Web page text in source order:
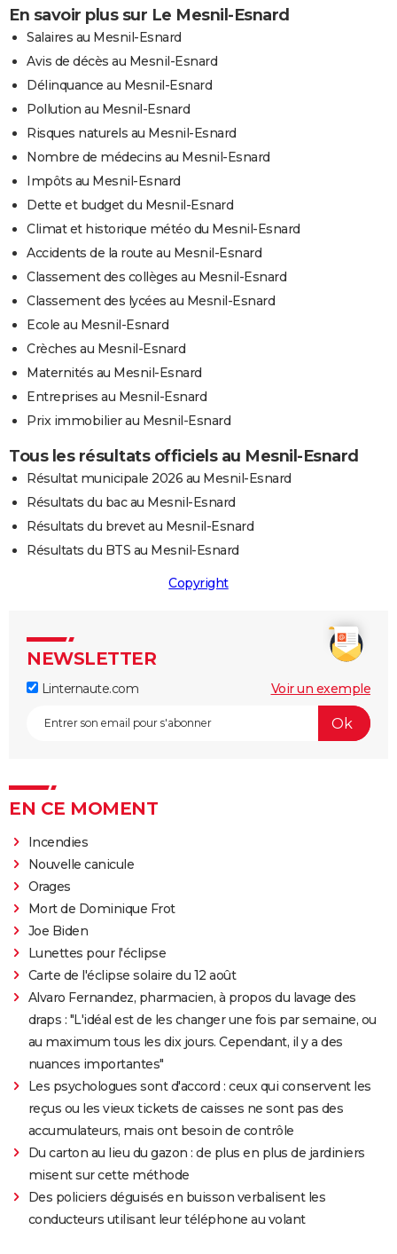
En savoir plus sur Le Mesnil-Esnard
Salaires au Mesnil-Esnard
Avis de décès au Mesnil-Esnard
Délinquance au Mesnil-Esnard
Pollution au Mesnil-Esnard
Risques naturels au Mesnil-Esnard
Nombre de médecins au Mesnil-Esnard
Impôts au Mesnil-Esnard
Dette et budget du Mesnil-Esnard
Climat et historique météo du Mesnil-Esnard
Accidents de la route au Mesnil-Esnard
Classement des collèges au Mesnil-Esnard
Classement des lycées au Mesnil-Esnard
Ecole au Mesnil-Esnard
Crèches au Mesnil-Esnard
Maternités au Mesnil-Esnard
Entreprises au Mesnil-Esnard
Prix immobilier au Mesnil-Esnard
Tous les résultats officiels au Mesnil-Esnard
Résultat municipale 2026 au Mesnil-Esnard
Résultats du bac au Mesnil-Esnard
Résultats du brevet au Mesnil-Esnard
Résultats du BTS au Mesnil-Esnard
Copyright
NEWSLETTER
Linternaute.com Voir un exemple
EN CE MOMENT
Incendies
Nouvelle canicule
Orages
Mort de Dominique Frot
Joe Biden
Lunettes pour l'éclipse
Carte de l'éclipse solaire du 12 août
Alvaro Fernandez, pharmacien, à propos du lavage des
draps : "L'idéal est de les changer une fois par semaine, ou
au maximum tous les dix jours. Cependant, il y a des
nuances importantes"
Les psychologues sont d'accord : ceux qui conservent les
reçus ou les vieux tickets de caisses ne sont pas des
accumulateurs, mais ont besoin de contrôle
Du carton au lieu du gazon : de plus en plus de jardiniers
misent sur cette méthode
Des policiers déguisés en buisson verbalisent les
conducteurs utilisant leur téléphone au volant